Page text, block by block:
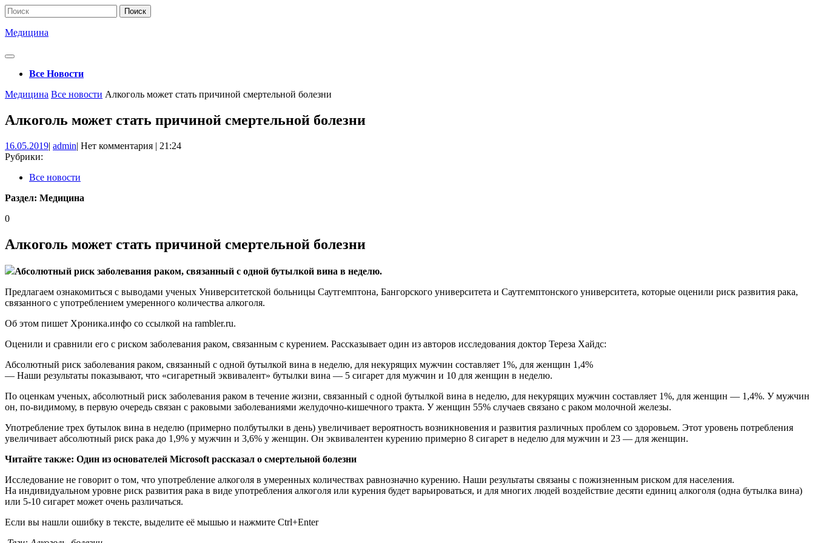
Перейти
к
содержимому
Поиск
по:
Медицина
Кнопка
ОткрытьВсе Новости
Кнопка
Медицина Все новости Алкоголь может стать причиной смертельной болезни
Алкоголь может стать причиной смертельной болезни
16.05.201916.05.2019
| adminadmin
| Нет комментария | 21:24
Рубрики:
Все новости
Раздел: Медицина
0
Алкоголь может стать причиной смертельной болезни
Абсолютный риск заболевания раком, связанный с одной бутылкой вина в неделю.
Предлагаем ознакомиться с выводами ученых Университетской больницы Саутгемптона, Бангорского университета и Саутгемптонского университета, которые оценили риск развития рака,
связанного с употреблением умеренного количества алкоголя.
Об этом пишет Хроника.инфо со ссылкой на rambler.ru.
Оценили и сравнили его с риском заболевания раком, связанным с курением. Рассказывает один из авторов исследования доктор Тереза Хайдс:
Абсолютный риск заболевания раком, связанный с одной бутылкой вина в неделю, для некурящих мужчин составляет 1%, для женщин 1,4%
— Наши результаты показывают, что «сигаретный эквивалент» бутылки вина — 5 сигарет для мужчин и 10 для женщин в неделю.
По оценкам ученых, абсолютный риск заболевания раком в течение жизни, связанный с одной бутылкой вина в неделю, для некурящих мужчин составляет 1%, для женщин — 1,4%. У мужчин
он, по-видимому, в первую очередь связан с раковыми заболеваниями желудочно-кишечного тракта. У женщин 55% случаев связано с раком молочной железы.
Употребление трех бутылок вина в неделю (примерно полбутылки в день) увеличивает вероятность возникновения и развития различных проблем со здоровьем. Этот уровень потребления
увеличивает абсолютный риск рака до 1,9% у мужчин и 3,6% у женщин. Он эквивалентен курению примерно 8 сигарет в неделю для мужчин и 23 — для женщин.
Читайте также: Один из основателей Microsoft рассказал о смертельной болезни
Исследование не говорит о том, что употребление алкоголя в умеренных количествах равнозначно курению. Наши результаты связаны с пожизненным риском для населения.
На индивидуальном уровне риск развития рака в виде употребления алкоголя или курения будет варьироваться, и для многих людей воздействие десяти единиц алкоголя (одна бутылка вина)
или 5-10 сигарет может очень различаться.
Если вы нашли ошибку в тексте, выделите её мышью и нажмите Ctrl+Enter